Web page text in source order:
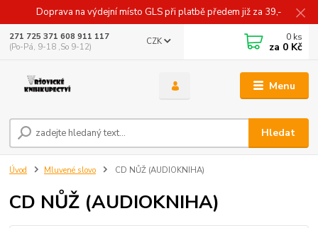
Doprava na výdejní místo GLS při platbě předem již za 39,-
Menu
CZK
Hledat
271 725 371 608 911 117
(Po-Pá, 9-18 ,So 9-12)
0 ks
za 0 Kč
Úvod Mluvené slovo CD NŮŽ (AUDIOKNIHA)
CD NŮŽ (AUDIOKNIHA)